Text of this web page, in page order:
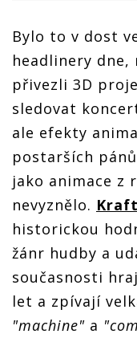
Bylo to v dost
headlinery dne,
přivezli 3D
sledovat
ale efekty
postarších
jako animace z
nevyznělo.
historickou
žánr hudby a
současnosti
let a zpívají
"machine" a